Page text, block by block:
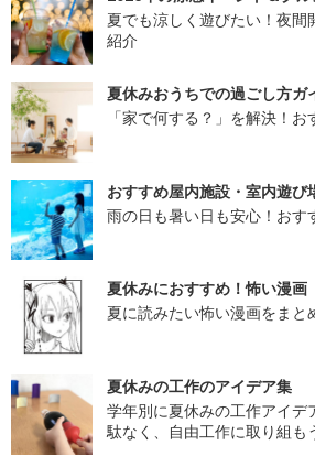
夏でも涼しく遊びたい！夜間
紹介
夏休みおうちでの過ごし方ガ
「家で何する？」を解決！
おすすめ屋内施設・室内遊び
雨の日も暑い日も安心！おす
夏休みにおすすめ！怖い漫画
夏に読みたい怖い漫画をまと
夏休みの工作のアイデア集
学年別に夏休みの工作アイデ
駄なく、自由工作に取り組も